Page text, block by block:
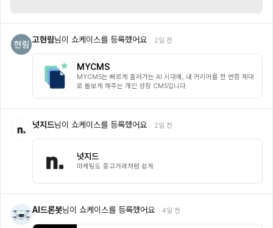
고현림님이 쇼케이스를 등록했어요 · 2일 전
MYCMS
MYCMS는 빠르게 흘러가는 AI 시대에, 내 커리어를 한 번쯤 제대
로 돌보게 해주는 개인 성장 CMS입니다.
넛지드님이 쇼케이스를 등록했어요 · 2일 전
넛지드
마케팅도 중고거래처럼 쉽게
AI드론봇님이 쇼케이스를 등록했어요 · 4일 전